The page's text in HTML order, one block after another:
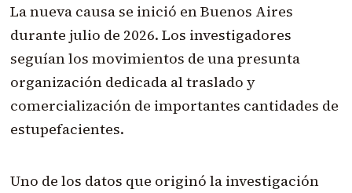
La nueva causa se inició en Buenos Aires
durante julio de 2026. Los investigadores
seguían los movimientos de una presunta
organización dedicada al traslado y
comercialización de importantes cantidades de
estupefacientes.
Uno de los datos que originó la investigación